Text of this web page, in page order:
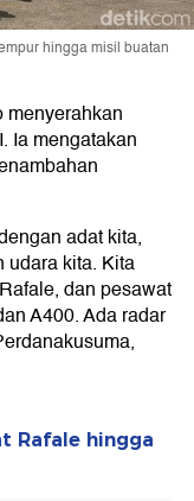
hingga misil buatan
Ia mengatakan
adat kita,
udara kita. Kita
dan pesawat
A400. Ada radar
Rafale hingga